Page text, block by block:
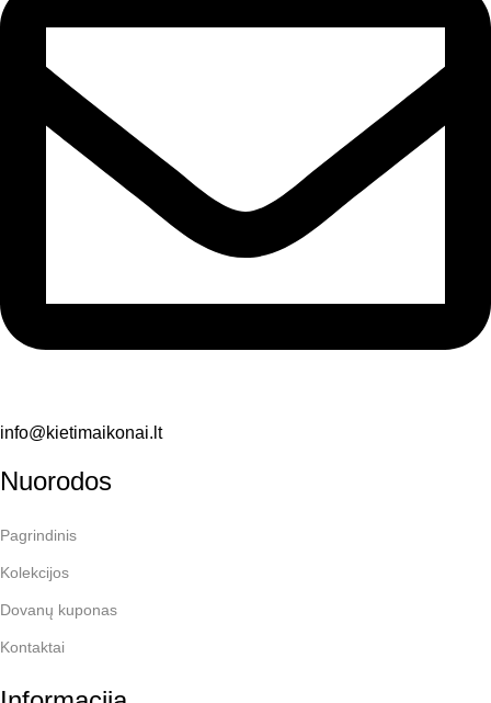
info@kietimaikonai.lt
Nuorodos
Pagrindinis
Kolekcijos
Dovanų kuponas
Kontaktai